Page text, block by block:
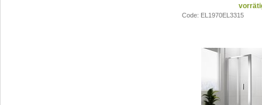
Code: EL1970EL3315